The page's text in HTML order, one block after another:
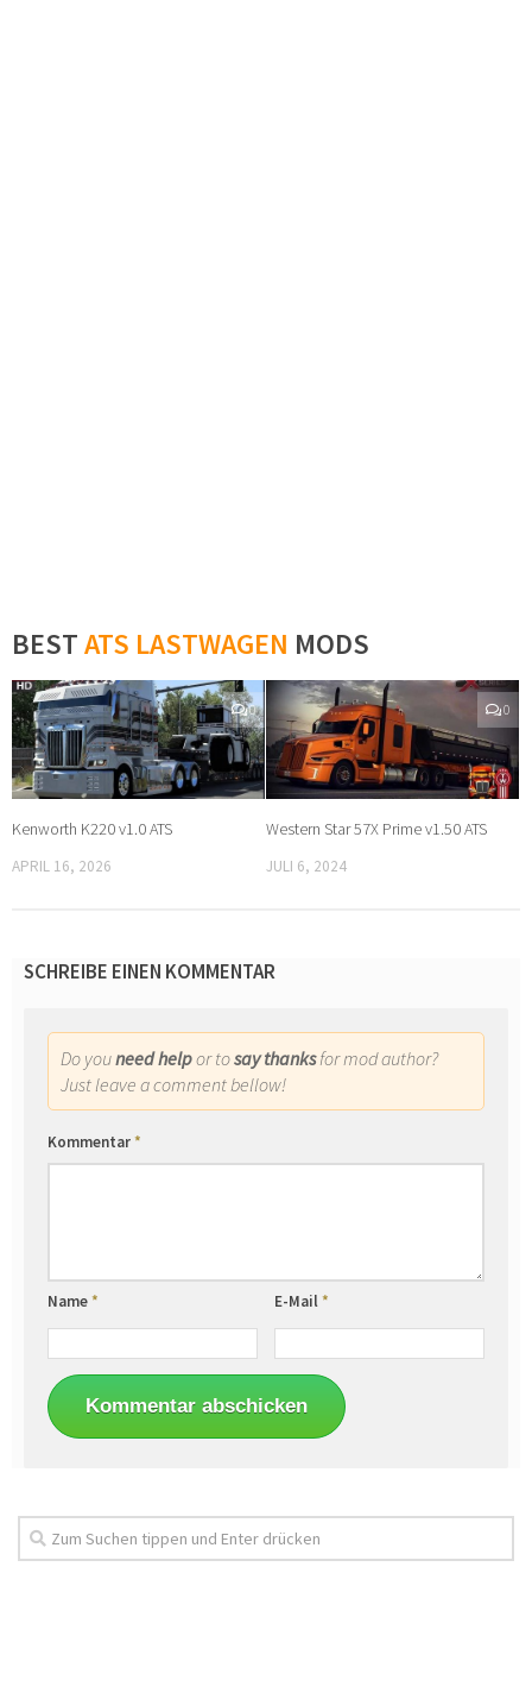
BESTATS LASTWAGEN MODS
0
Kenworth K220 v1.0 ATS
APRIL 16, 2026
0
Western Star 57X Prime v1.50 ATS
JULI 6, 2024
SCHREIBE EINEN KOMMENTAR
Do youneed helpor tosay thanksfor mod author?
Just leave a comment bellow!
Kommentar*
Name* E-Mail*